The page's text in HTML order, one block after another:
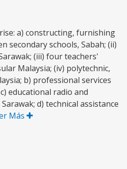
a) constructing, furnishing
secondary schools, Sabah; (ii)
(iii) four teachers'
Malaysia; (iv) polytechnic,
b) professional services
educational radio and
d) technical assistance
Más